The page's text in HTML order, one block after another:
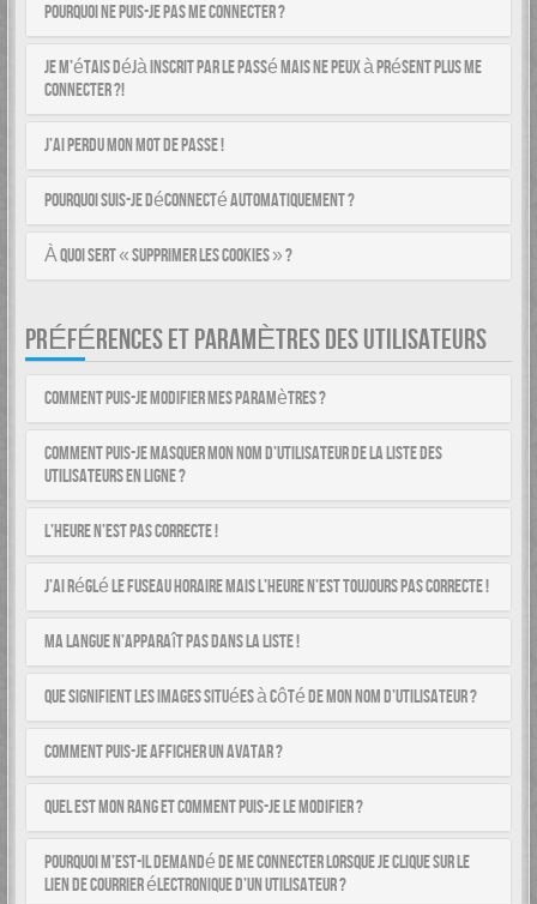
Pourquoi ne puis-je pas me connecter ?
Je m’étais déjà inscrit par le passé mais ne peux à présent plus me
connecter ?!
J’ai perdu mon mot de passe !
Pourquoi suis-je déconnecté automatiquement ?
À quoi sert « Supprimer les cookies » ?
PRÉFÉRENCES ET PARAMÈTRES DES UTILISATEURS
Comment puis-je modifier mes paramètres ?
Comment puis-je masquer mon nom d’utilisateur de la liste des
utilisateurs en ligne ?
L’heure n’est pas correcte !
J’ai réglé le fuseau horaire mais l’heure n’est toujours pas correcte !
Ma langue n’apparaît pas dans la liste !
Que signifient les images situées à côté de mon nom d’utilisateur ?
Comment puis-je afficher un avatar ?
Quel est mon rang et comment puis-je le modifier ?
Pourquoi m’est-il demandé de me connecter lorsque je clique sur le
lien de courrier électronique d’un utilisateur ?